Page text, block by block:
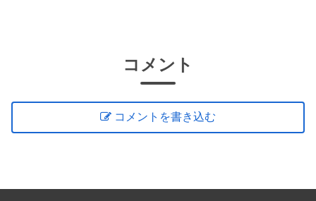
コメント
コメントを書き込む